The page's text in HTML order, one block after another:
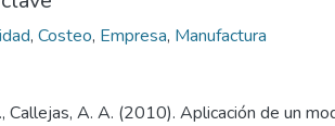
, Costeo, Empresa, Manufactura
Callejas, A. A. (2010). Aplicación de un